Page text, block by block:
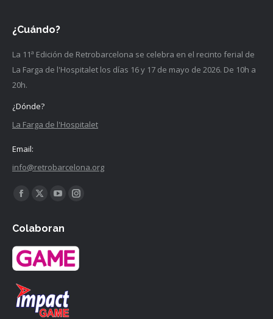
¿Cuándo?
La 11ª Edición de Retrobarcelona se celebra en el recinto ferial de
La Farga de l'Hospitalet los días 16 y 17 de mayo de 2026. De 10h a
20h.
¿Dónde?
La Farga de l'Hospitalet
Email:
info@retrobarcelona.org
Encuéntranos en:
se
abre
en
ventana
nueva
se
abre
en
ventana
nueva
YouTube
se
abre
en
ventana
nueva
Instagram
abre
Colaboran